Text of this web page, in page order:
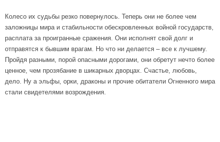
Колесо их судьбы резко повернулось. Теперь они не более чем
заложницы мира и стабильности обескровленных войной государств,
расплата за проигранные сражения. Они исполнят свой долг и
отправятся к бывшим врагам. Но что ни делается – все к лучшему.
Пройдя разными, порой опасными дорогами, они обретут нечто более
ценное, чем прозябание в шикарных дворцах. Счастье, любовь,
дело. Ну а эльфы, орки, драконы и прочие обитатели Огненного мира
стали свидетелями возрождения.